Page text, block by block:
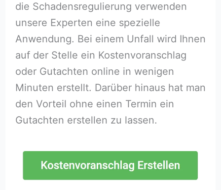
die Schadensregulierung verwenden
unsere Experten eine spezielle
Anwendung. Bei einem Unfall wird Ihnen
auf der Stelle ein Kostenvoranschlag
oder Gutachten online in wenigen
Minuten erstellt. Darüber hinaus hat man
den Vorteil ohne einen Termin ein
Gutachten erstellen zu lassen.